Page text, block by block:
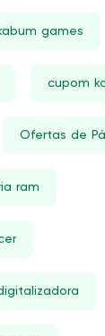
games
cupom
Ofertas de
ram